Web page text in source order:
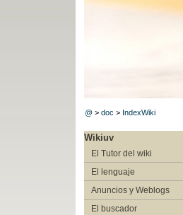
@ >doc > IndexWiki
Wikiuv
El Tutor del wiki
El lenguaje
Anuncios y Weblogs
El buscador